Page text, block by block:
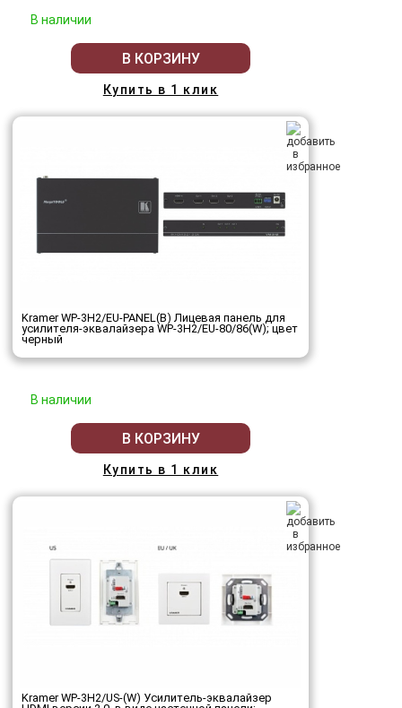
В наличии
В КОРЗИНУ
Купить в 1 клик
Kramer WP-3H2/EU-PANEL(B) Лицевая панель для
усилителя-эквалайзера WP-3H2/EU-80/86(W); цвет
черный
В наличии
В КОРЗИНУ
Купить в 1 клик
Kramer WP-3H2/US-(W) Усилитель-эквалайзер